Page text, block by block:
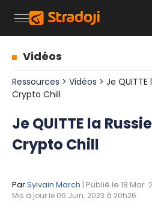
Vidéos
Ressources > Vidéos > Je
Crypto Chill
Je QUITTE la
Crypto Chill
ParSylvain March | Publié le 18 Mar.
Mis à jour le 06 Juin. 2023 à 20h26